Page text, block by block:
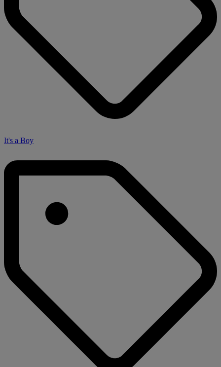
It's a Boy